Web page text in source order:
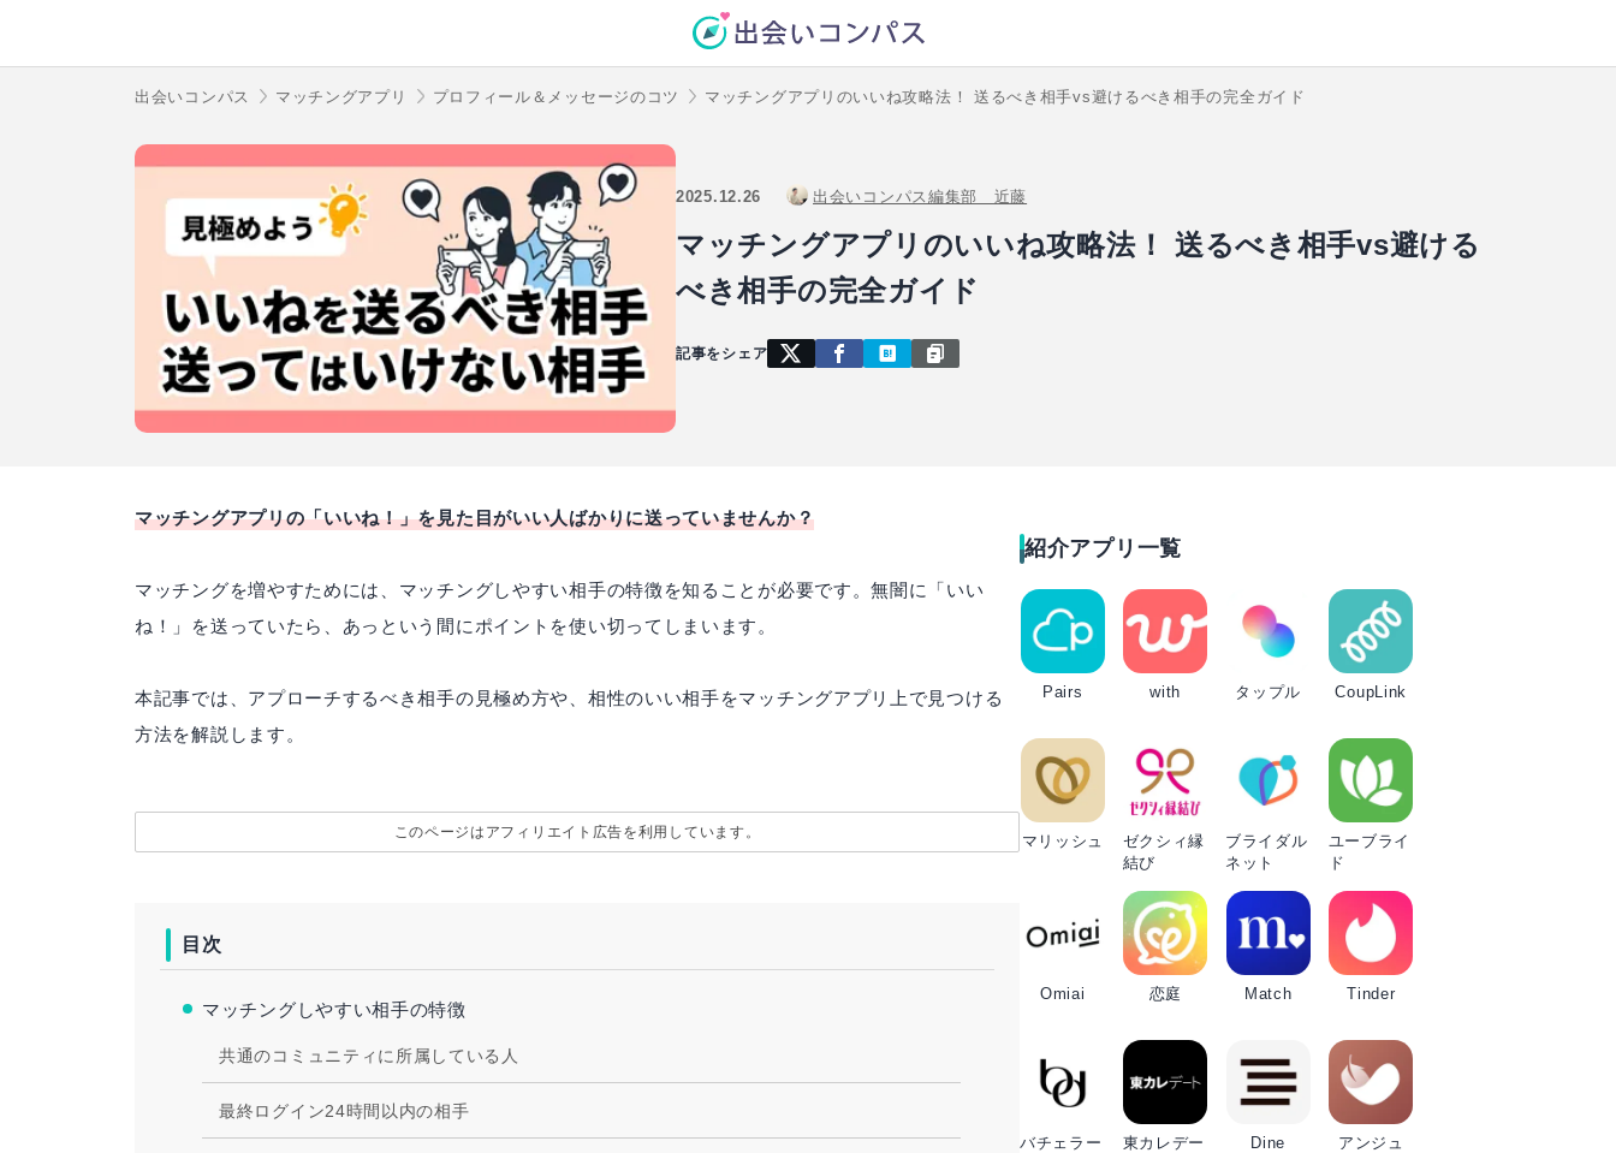
出会いコンパス マッチングアプリ プロフィール＆メッセージのコツ マッチングアプリのいいね攻略法！ 送るべき相手vs避けるべき相手の完全ガイド
マッチングアプリのいいね攻略法！ 送るべき相手vs避ける
べき相手の完全ガイド
2025.12.26 出会いコンパス編集部 近藤
記事をシェア
マッチングアプリの「いいね！」を見た目がいい人ばかりに送っていませんか？
マッチングを増やすためには、マッチングしやすい相手の特徴を知ることが必要です。無闇に「いい
ね！」を送っていたら、あっという間にポイントを使い切ってしまいます。
本記事では、アプローチするべき相手の見極め方や、相性のいい相手をマッチングアプリ上で見つける
方法を解説します。
このページはアフィリエイト広告を利用しています。
目次
マッチングしやすい相手の特徴
共通のコミュニティに所属している人
最終ログイン24時間以内の相手
紹介アプリ一覧
Pairs with タップル CoupLink
マリッシュ
ゼクシィ縁
結び
ブライダル
ネット
ユーブライ
ド
Omiai 恋庭 Match Tinder
バチェラー
東カレデー
Dine アンジュ